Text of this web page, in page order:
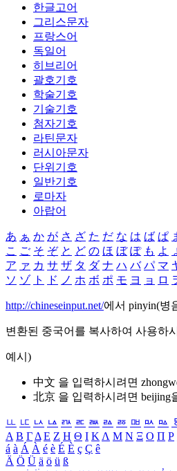
한글고어
그리스문자
프랑스어
독일어
히브리어
괄호기호
학술기호
기술기호
첨자기호
라틴문자
러시아문자
단위기호
일반기호
로마자
아랍어
あ ぁ か が さ ざ た だ な は ば ぱ
こ ご そ ぞ と ど の ほ ぼ ぽ も よ
ア ァ カ サ ザ タ ダ ナ ハ バ パ マ
ソ ゾ ト ド ノ ホ ボ ポ モ ヨ ョ ロ
http://chineseinput.net/에서 pinyin(병
변환된 중국어를 복사하여 사용하
예시)
中文 을 입력하시려면
北京 을 입력하시려면 beijing
ㅥ ㅦ ㅧ ㅨ ㅩ ㅪ ㅫ ㅬ ㅭ ㅮ ㅯ ㅰ
Α Β ΓΔ Ε Ζ Η Θ Ι ΚΛ Μ Ν Ξ Ο Π Ρ
á à Á À é è É È ç Ç ê
Ä Ö Ü ä ö ü ß